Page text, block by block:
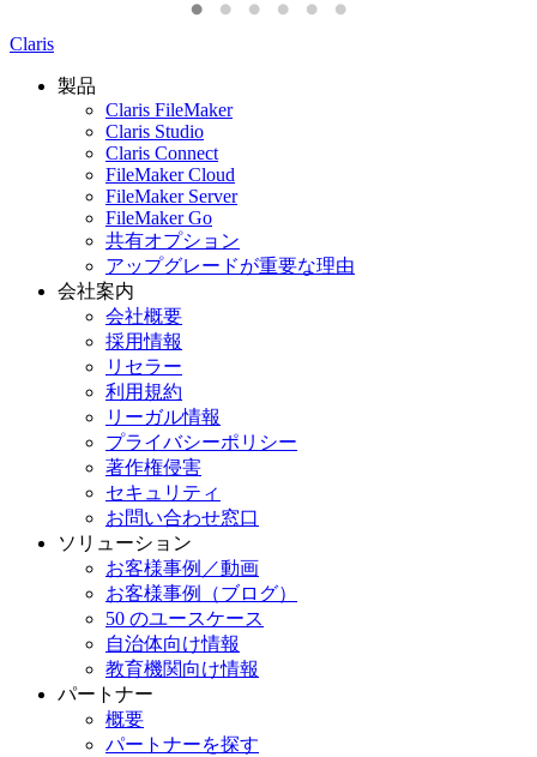
Claris
製品
Claris FileMaker
Claris Studio
Claris Connect
FileMaker Cloud
FileMaker Server
FileMaker Go
共有オプション
アップグレードが重要な理由
会社案内
会社概要
採用情報
リセラー
利用規約
リーガル情報
プライバシーポリシー
著作権侵害
セキュリティ
お問い合わせ窓口
ソリューション
お客様事例／動画
お客様事例（ブログ）
50 のユースケース
自治体向け情報
教育機関向け情報
パートナー
概要
パートナーを探す